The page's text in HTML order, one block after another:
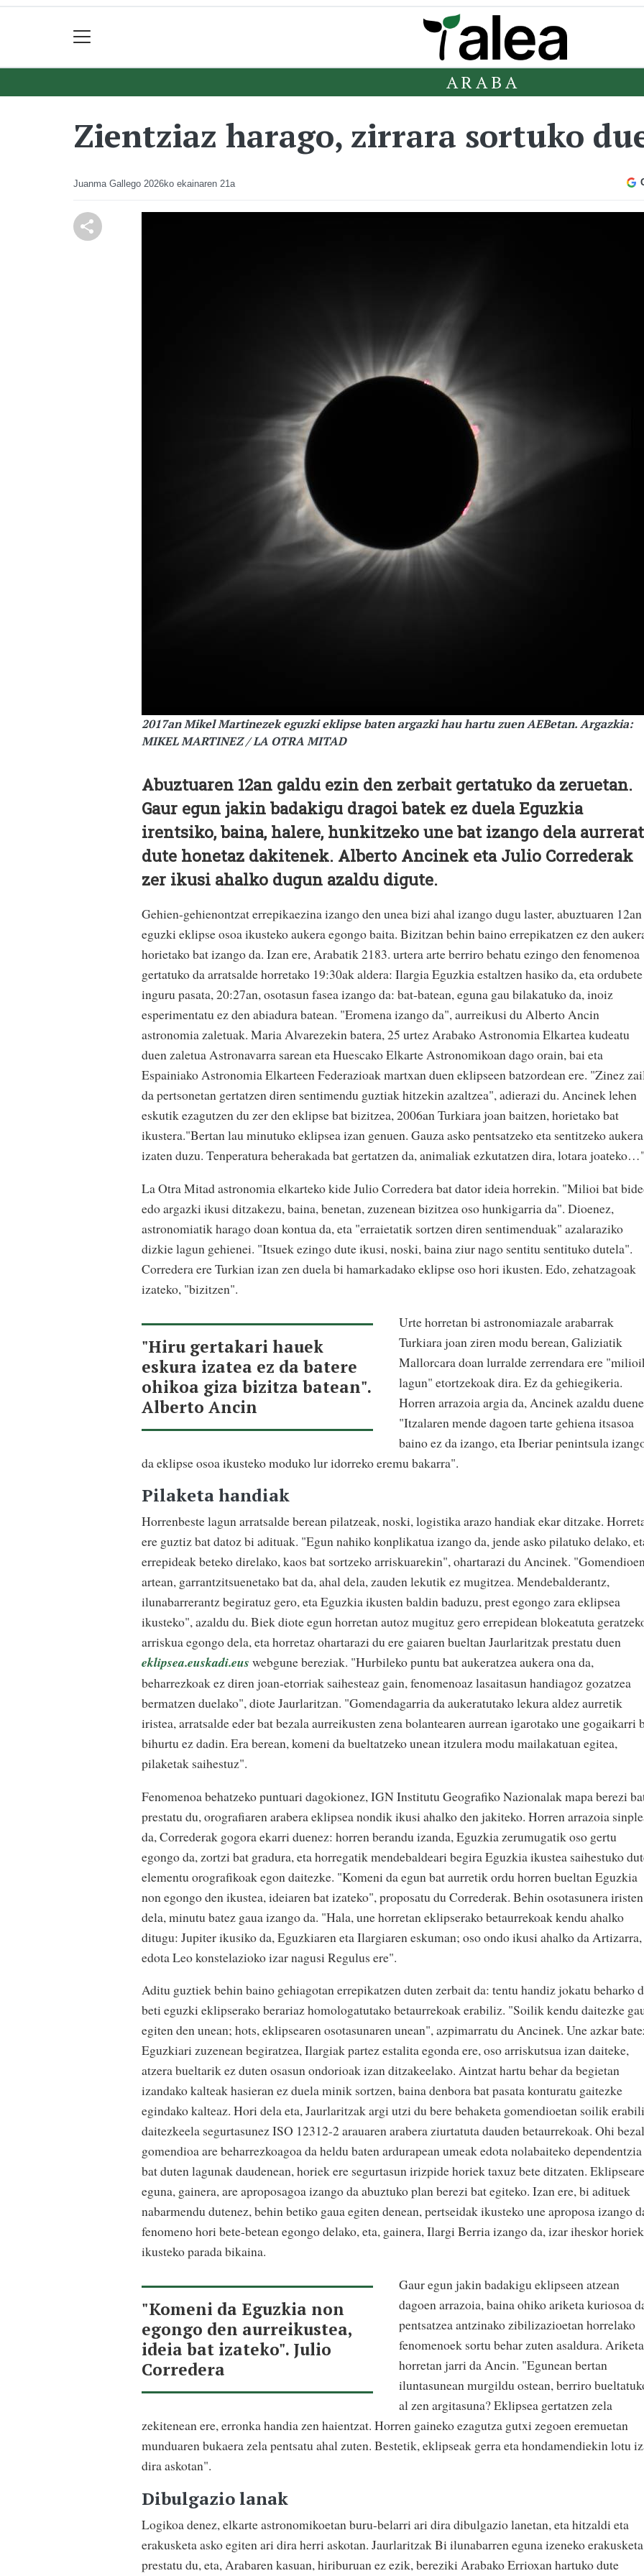
ARABA
Zientziaz harago, zirrara sortuko
Juanma Gallego 2026ko ekainaren 21a
2017an Mikel Martinezek eguzki eklipse baten argazki hau hartu zuen AEBetan. Argazkia:
MIKEL MARTINEZ / LA OTRA MITAD
Abuztuaren 12an galdu ezin den zerbait gertatuko da zeruetan.
Gaur egun jakin badakigu dragoi batek ez duela Eguzkia
irentsiko, baina, halere, hunkitzeko une bat izango dela
dute honetaz dakitenek. Alberto Ancinek eta Julio Correderak
zer ikusi ahalko dugun azaldu digute.
Gehien-gehienontzat errepikaezina izango den unea bizi ahal izango dugu laster, abuztuaren 12an
eguzki eklipse osoa ikusteko aukera egongo baita. Bizitzan behin baino errepikatzen ez den
horietako bat izango da. Izan ere, Arabatik 2183. urtera arte berriro behatu ezingo den fenomenoa
gertatuko da arratsalde horretako 19:30ak aldera: Ilargia Eguzkia estaltzen hasiko da, eta ordubete
inguru pasata, 20:27an, osotasun fasea izango da: bat-batean, eguna gau bilakatuko da, inoiz
esperimentatu ez den abiadura batean. "Eromena izango da", aurreikusi du Alberto Ancin
astronomia zaletuak. Maria Alvarezekin batera, 25 urtez Arabako Astronomia Elkartea kudeatu
duen zaletua Astronavarra sarean eta Huescako Elkarte Astronomikoan dago orain, bai eta
Espainiako Astronomia Elkarteen Federazioak martxan duen eklipseen batzordean ere. "Zinez
da pertsonetan gertatzen diren sentimendu guztiak hitzekin azaltzea", adierazi du. Ancinek lehen
eskutik ezagutzen du zer den eklipse bat bizitzea, 2006an Turkiara joan baitzen, horietako bat
ikustera."Bertan lau minutuko eklipsea izan genuen. Gauza asko pentsatzeko eta sentitzeko aukera
izaten duzu. Tenperatura beherakada bat gertatzen da, animaliak ezkutatzen dira, lotara
La Otra Mitad astronomia elkarteko kide Julio Corredera bat dator ideia horrekin. "Milioi bat
edo argazki ikusi ditzakezu, baina, benetan, zuzenean bizitzea oso hunkigarria da". Dioenez,
astronomiatik harago doan kontua da, eta "erraietatik sortzen diren sentimenduak" azalaraziko
dizkie lagun gehienei. "Itsuek ezingo dute ikusi, noski, baina ziur nago sentitu sentituko dutela".
Corredera ere Turkian izan zen duela bi hamarkadako eklipse oso hori ikusten. Edo, zehatzagoak
izateko, "bizitzen".
"Hiru gertakari hauek
eskura izatea ez da batere
ohikoa giza bizitza batean".
Alberto Ancin
Urte horretan bi astronomiazale arabarrak
Turkiara joan ziren modu berean, Galiziatik
Mallorcara doan lurralde zerrendara ere
lagun" etortzekoak dira. Ez da gehiegikeria.
Horren arrazoia argia da, Ancinek azaldu
"Itzalaren mende dagoen tarte gehiena itsasoa
baino ez da izango, eta Iberiar penintsula
da eklipse osoa ikusteko moduko lur idorreko eremu bakarra".
Pilaketa handiak
Horrenbeste lagun arratsalde berean pilatzeak, noski, logistika arazo handiak ekar ditzake.
ere guztiz bat datoz bi adituak. "Egun nahiko konplikatua izango da, jende asko pilatuko delako,
errepideak beteko direlako, kaos bat sortzeko arriskuarekin", ohartarazi du Ancinek.
artean, garrantzitsuenetako bat da, ahal dela, zauden lekutik ez mugitzea. Mendebalderantz,
ilunabarrerantz begiratuz gero, eta Eguzkia ikusten baldin baduzu, prest egongo zara eklipsea
ikusteko", azaldu du. Biek diote egun horretan autoz mugituz gero errepidean blokeatuta
arriskua egongo dela, eta horretaz ohartarazi du ere gaiaren bueltan Jaurlaritzak prestatu duen
eklipsea.euskadi.eus webgune bereziak. "Hurbileko puntu bat aukeratzea aukera ona da,
beharrezkoak ez diren joan-etorriak saihesteaz gain, fenomenoaz lasaitasun handiagoz gozatzea
bermatzen duelako", diote Jaurlaritzan. "Gomendagarria da aukeratutako lekura aldez aurretik
iristea, arratsalde eder bat bezala aurreikusten zena bolantearen aurrean igarotako une gogaikarri
bihurtu ez dadin. Era berean, komeni da bueltatzeko unean itzulera modu mailakatuan egitea,
pilaketak saihestuz".
Fenomenoa behatzeko puntuari dagokionez, IGN Institutu Geografiko Nazionalak mapa berezi
prestatu du, orografiaren arabera eklipsea nondik ikusi ahalko den jakiteko. Horren arrazoia
da, Correderak gogora ekarri duenez: horren berandu izanda, Eguzkia zerumugatik oso gertu
egongo da, zortzi bat gradura, eta horregatik mendebaldeari begira Eguzkia ikustea saihestuko
elementu orografikoak egon daitezke. "Komeni da egun bat aurretik ordu horren bueltan Eguzkia
non egongo den ikustea, ideiaren bat izateko", proposatu du Correderak. Behin osotasunera iristen
dela, minutu batez gaua izango da. "Hala, une horretan eklipserako betaurrekoak kendu ahalko
ditugu: Jupiter ikusiko da, Eguzkiaren eta Ilargiaren eskuman; oso ondo ikusi ahalko da Artizarra,
edota Leo konstelazioko izar nagusi Regulus ere".
Aditu guztiek behin baino gehiagotan errepikatzen duten zerbait da: tentu handiz jokatu beharko
beti eguzki eklipserako berariaz homologatutako betaurrekoak erabiliz. "Soilik kendu daitezke
egiten den unean; hots, eklipsearen osotasunaren unean", azpimarratu du Ancinek. Une azkar
Eguzkiari zuzenean begiratzea, Ilargiak partez estalita egonda ere, oso arriskutsua izan daiteke,
atzera bueltarik ez duten osasun ondorioak izan ditzakeelako. Aintzat hartu behar da begietan
izandako kalteak hasieran ez duela minik sortzen, baina denbora bat pasata konturatu gaitezke
egindako kalteaz. Hori dela eta, Jaurlaritzak argi utzi du bere behaketa gomendioetan soilik erabili
daitezkeela segurtasunez ISO 12312-2 arauaren arabera ziurtatuta dauden betaurrekoak. Ohi
gomendioa are beharrezkoagoa da heldu baten ardurapean umeak edota nolabaiteko dependentzia
bat duten lagunak daudenean, horiek ere segurtasun irizpide horiek taxuz bete ditzaten.
eguna, gainera, are aproposagoa izango da abuztuko plan berezi bat egiteko. Izan ere, bi adituek
nabarmendu dutenez, behin betiko gaua egiten denean, pertseidak ikusteko une aproposa izango
fenomeno hori bete-betean egongo delako, eta, gainera, Ilargi Berria izango da, izar iheskor horiek
ikusteko parada bikaina.
"Komeni da Eguzkia non
egongo den aurreikustea,
ideia bat izateko". Julio
Corredera
Gaur egun jakin badakigu eklipseen atzean
dagoen arrazoia, baina ohiko ariketa kuriosoa
pentsatzea antzinako zibilizazioetan horrelako
fenomenoek sortu behar zuten asaldura. Ariketa
horretan jarri da Ancin. "Egunean bertan
iluntasunean murgildu ostean, berriro
al zen argitasuna? Eklipsea gertatzen zela
zekitenean ere, erronka handia zen haientzat. Horren gaineko ezagutza gutxi zegoen eremuetan
munduaren bukaera zela pentsatu ahal zuten. Bestetik, eklipseak gerra eta hondamendiekin lotu
dira askotan".
Dibulgazio lanak
Logikoa denez, elkarte astronomikoetan buru-belarri ari dira dibulgazio lanetan, eta hitzaldi eta
erakusketa asko egiten ari dira herri askotan. Jaurlaritzak Bi ilunabarren eguna izeneko erakusketa
prestatu du, eta, Arabaren kasuan, hiriburuan ez ezik, bereziki Arabako Errioxan hartuko dute